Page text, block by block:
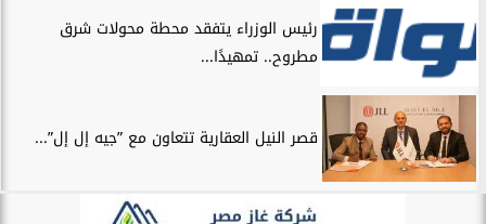
رئيس الوزراء يتفقد محطة محولات شرق
مطروح.. تمهيدًا...
قصر النيل العقارية تتعاون مع ”جيه إل إل”...